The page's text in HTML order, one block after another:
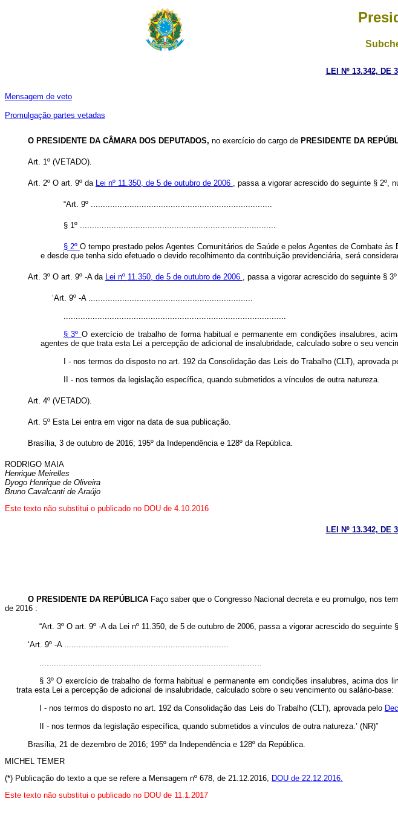
LEI Nº 13.342, DE
Mensagem de veto
Promulgação partes vetadas
O PRESIDENTE DA CÂMARA DOS DEPUTADOS, no exercício do cargo de PRESIDENTE DA
Art. 1º (VETADO).
Art. 2º O art. 9º da Lei nº 11.350, de 5 de outubro de 2006 , passa a vigorar acrescido do seguinte § 2º,
“Art. 9º ...........................................................................
§ 1º .................................................................................
§ 2º O tempo prestado pelos Agentes Comunitários de Saúde e pelos Agentes de Combate
e desde que tenha sido efetuado o devido recolhimento da contribuição previdenciária, será
Art. 3º O art. 9º -A da Lei nº 11.350, de 5 de outubro de 2006 , passa a vigorar acrescido do seguinte § 3º
‘Art. 9º -A ....................................................................
............................................................................................
§ 3º O exercício de trabalho de forma habitual e permanente em condições insalubres,
agentes de que trata esta Lei a percepção de adicional de insalubridade, calculado sobre o seu
I - nos termos do disposto no art. 192 da Consolidação das Leis do Trabalho (CLT), aprovada
II - nos termos da legislação específica, quando submetidos a vínculos de outra natureza.
Art. 4º (VETADO).
Art. 5º Esta Lei entra em vigor na data de sua publicação.
Brasília, 3 de outubro de 2016; 195º da Independência e 128º da República.
RODRIGO MAIA
Henrique Meirelles
Dyogo Henrique de Oliveira
Bruno Cavalcanti de Araújo
Este texto não substitui o publicado no DOU de 4.10.2016
LEI Nº 13.342, DE
O PRESIDENTE DA REPÚBLICA Faço saber que o Congresso Nacional decreta e eu promulgo, nos
de 2016 :
“Art. 3º O art. 9º -A da Lei nº 11.350, de 5 de outubro de 2006, passa a vigorar acrescido do seguinte
‘Art. 9º -A ....................................................................
............................................................................................
§ 3º O exercício de trabalho de forma habitual e permanente em condições insalubres, acima
trata esta Lei a percepção de adicional de insalubridade, calculado sobre o seu vencimento ou salário-base:
I - nos termos do disposto no art. 192 da Consolidação das Leis do Trabalho (CLT), aprovada pelo
II - nos termos da legislação específica, quando submetidos a vínculos de outra natureza.’ (NR)”
Brasília, 21 de dezembro de 2016; 195º da Independência e 128º da República.
MICHEL TEMER
(*) Publicação do texto a que se refere a Mensagem nº 678, de 21.12.2016, DOU de 22.12.2016.
Este texto não substitui o publicado no DOU de 11.1.2017